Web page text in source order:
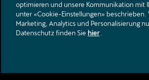
Ferien-
Jetzt zum Ferien-Check
optimieren und unsere Kommunikation mit
unter «Cookie-Einstellungen»
Marketing, Analytics und Personalisierung
Datenschutz finden Sie hier.